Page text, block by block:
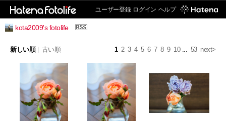
ユーザー登録 ログイン ヘルプ
kota2009's fotolife
1 2 3 4 5 6 7 8 9 10... 53 next>
新しい順 古い順